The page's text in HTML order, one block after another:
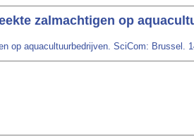
zalmachtigen op
op aquacultuurbedrijven. SciCom: Brussel.